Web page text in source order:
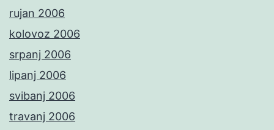
rujan 2006
kolovoz 2006
srpanj 2006
lipanj 2006
svibanj 2006
travanj 2006